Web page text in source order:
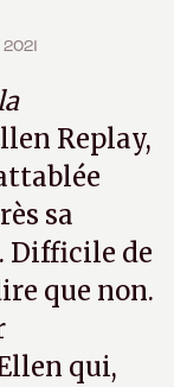
Replay,
sa
Difficile de
que non.
qui,